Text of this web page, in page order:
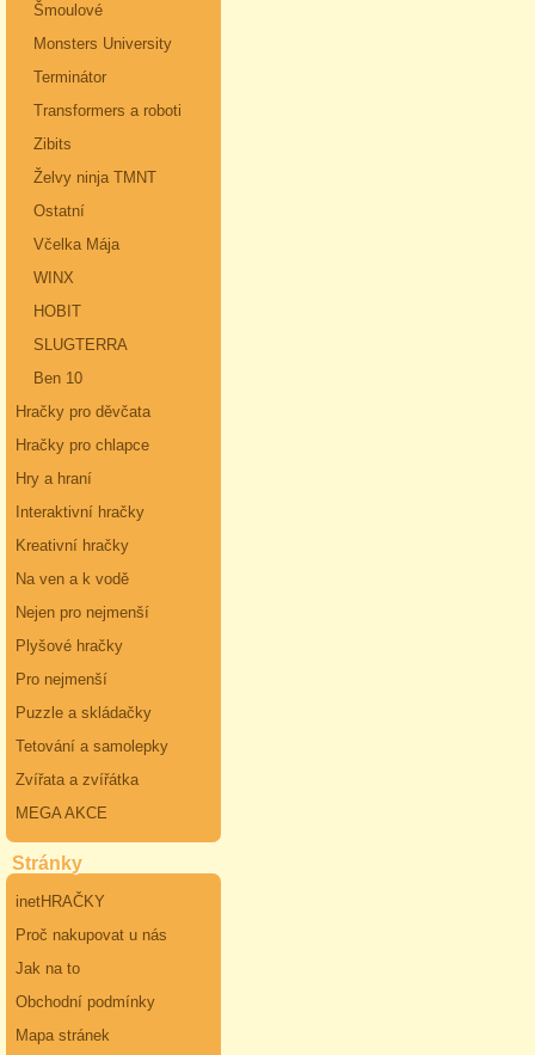
Šmoulové
Monsters University
Terminátor
Transformers a roboti
Zibits
Želvy ninja TMNT
Ostatní
Včelka Mája
WINX
HOBIT
SLUGTERRA
Ben 10
Hračky pro děvčata
Hračky pro chlapce
Hry a hraní
Interaktivní hračky
Kreativní hračky
Na ven a k vodě
Nejen pro nejmenší
Plyšové hračky
Pro nejmenší
Puzzle a skládačky
Tetování a samolepky
Zvířata a zvířátka
MEGA AKCE
Stránky
inetHRAČKY
Proč nakupovat u nás
Jak na to
Obchodní podmínky
Mapa stránek